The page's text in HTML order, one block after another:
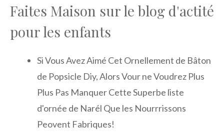
Faites Maison sur le blog d'actité
pour les enfants
Si Vous Avez Aimé Cet Ornellement de Bâton
de Popsicle Diy, Alors Vour ne Voudrez Plus
Plus Pas Manquer Cette Superbe liste
d'ornée de Narél Que les Nourrrissons
Peovent Fabriques!